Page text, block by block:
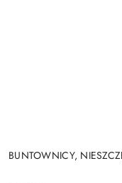
BUNTOWNICY,